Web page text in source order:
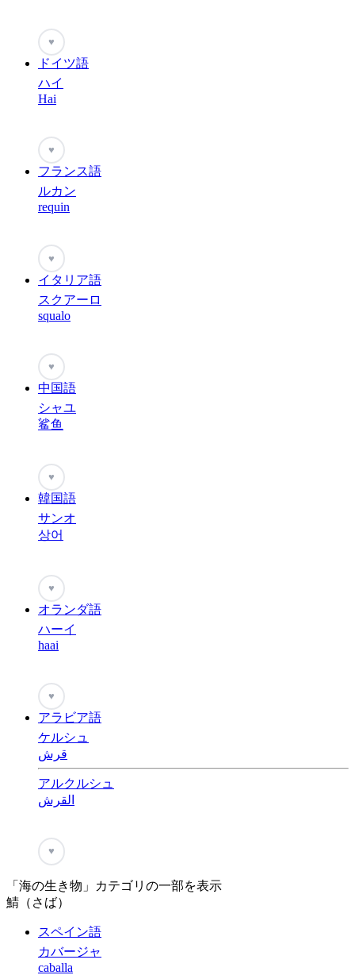
♥
ドイツ語
ハイ
Hai
♥
フランス語
ルカン
requin
♥
イタリア語
スクアーロ
squalo
♥
中国語
シャユ
鲨鱼
♥
韓国語
サンオ
상어
♥
オランダ語
ハーイ
haai
♥
アラビア語
ケルシュ
قرش
アルクルシュ
القرش
♥
「海の生き物」カテゴリの一部を表示
鯖（さば）
スペイン語
カバージャ
caballa